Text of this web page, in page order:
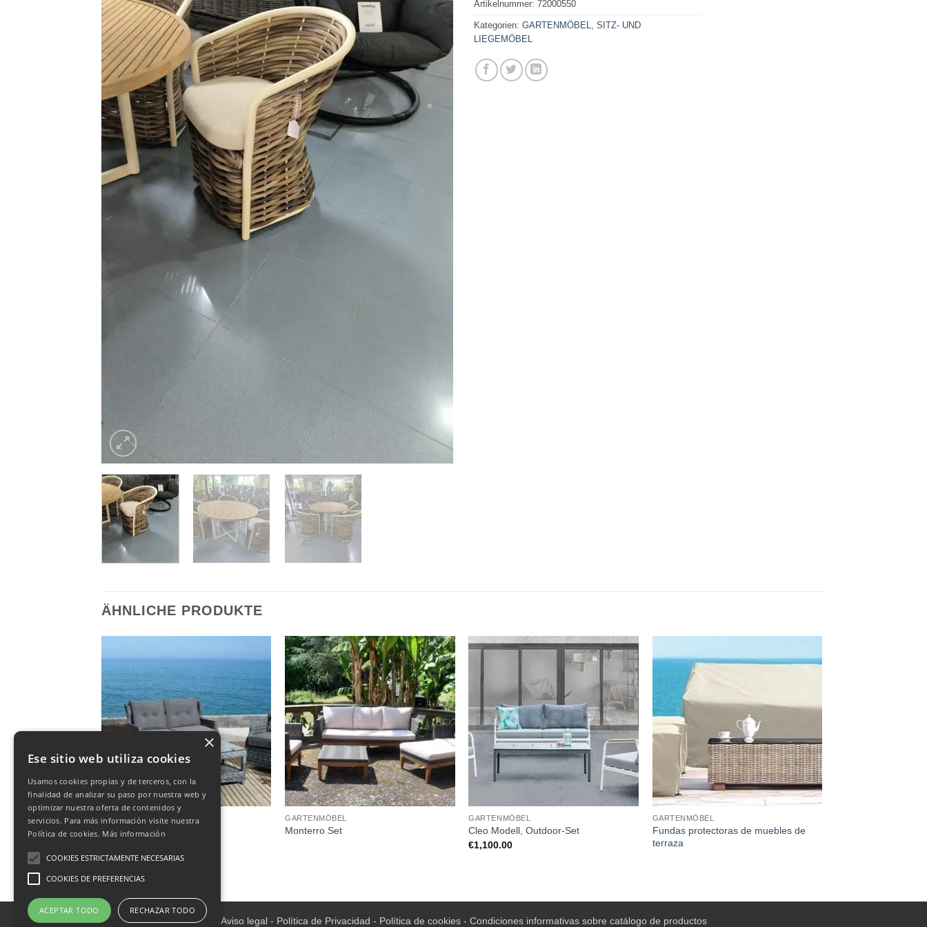
Artikelnummer: 72000550
Kategorien: GARTENMÖBEL
SITZ- UND
LIEGEMÖBEL
ÄHNLICHE PRODUKTE
GARTENMÖBEL
Leo, Outdoor-Set
GARTENMÖBEL
Monterro Set
GARTENMÖBEL
Cleo Modell, Outdoor-Set
€1,100.00
GARTENMÖBEL
Fundas protectoras de muebles de
terraza
Aviso legal- Política de Privacidad - Política de cookies- Condiciones informativas sobre catálogo de productos
×
Ese sitio web utiliza cookies
Usamos cookies propias y de terceros, con la
finalidad de analizar su paso por nuestra web y
optimizar nuestra oferta de contenidos y
servicios. Para más información visite nuestra
Política de cookies. Más información
COOKIES ESTRICTAMENTE NECESARIAS
COOKIES DE PREFERENCIAS
ACEPTAR TODO RECHAZAR TODO